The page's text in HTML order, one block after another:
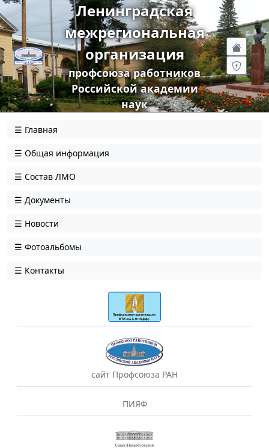
Ленинградская
межрегиональная
организация
профсоюза работников
Российской академии
наук
Главная
Общая информация
Состав ЛМО
Документы
Новости
Фотоальбомы
Контакты
сайт Профсоюза РАН
ПИЯФ